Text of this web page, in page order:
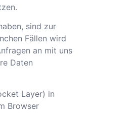
sind zur
Fällen wird
an mit uns
Daten
Layer) in
Browser